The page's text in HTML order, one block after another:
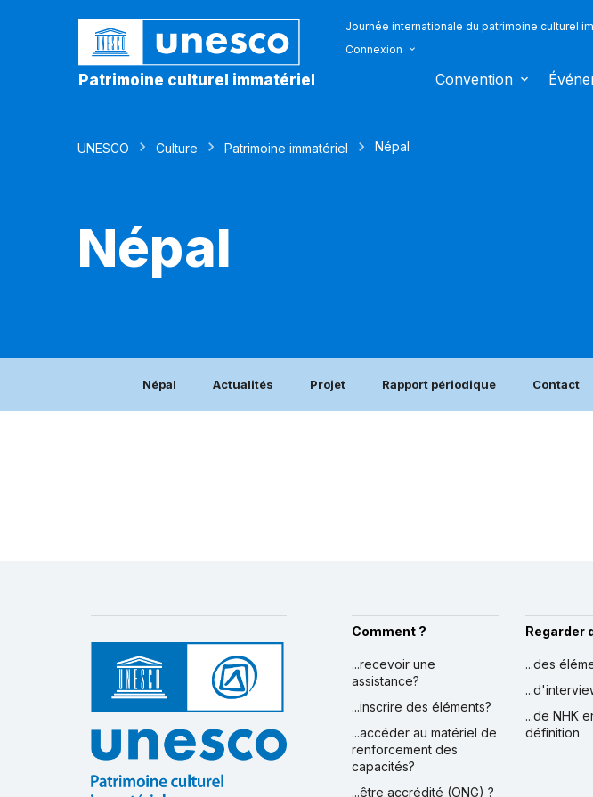
Patrimoine culturel immatériel
Journée internationale du patrimoine culturel
Connexion
Convention
UNESCO Culture Patrimoine immatériel Népal
Népal
Népal Actualités Projet Rapport périodique Contact
Comment ?
...recevoir une
assistance?
...inscrire des éléments?
...accéder au matériel de
renforcement des
capacités?
...être accrédité (ONG) ?
Regarder
...des
...de NHK
définition